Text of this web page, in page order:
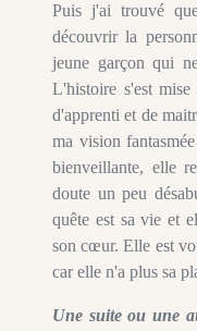
Puis j'ai trouvé
découvrir la
jeune garçon qui
L'histoire s'est
d'apprenti et de
ma vision
bienveillante, elle
doute un peu
quête est sa vie et
son cœur. Elle est
car elle n'a plus sa
Une suite ou une